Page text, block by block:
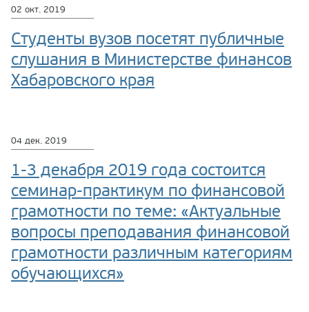
02 окт. 2019
Студенты вузов посетят публичные
слушания в Министерстве финансов
Хабаровского края
04 дек. 2019
1-3 декабря 2019 года состоится
семинар-практикум по финансовой
грамотности по теме: «Актуальные
вопросы преподавания финансовой
грамотности различным категориям
обучающихся»